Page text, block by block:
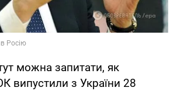
можна запитати, як
випустили з України 28